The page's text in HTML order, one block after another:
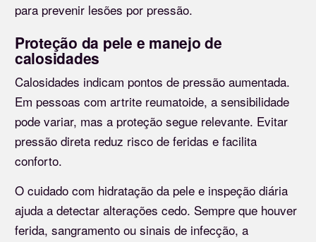
para prevenir lesões por pressão.
Proteção da pele e manejo de
calosidades
Calosidades indicam pontos de pressão aumentada.
Em pessoas com artrite reumatoide, a sensibilidade
pode variar, mas a proteção segue relevante. Evitar
pressão direta reduz risco de feridas e facilita
conforto.
O cuidado com hidratação da pele e inspeção diária
ajuda a detectar alterações cedo. Sempre que houver
ferida, sangramento ou sinais de infecção, a